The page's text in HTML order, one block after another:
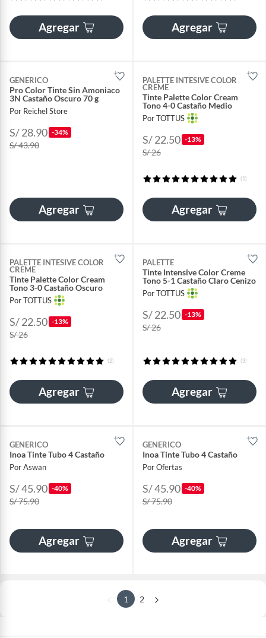
Agregar Agregar
GENERICO
Pro Color Tinte Sin Amoniaco
3N Castaño Oscuro 70 g
Por Reichel Store
S/ 28.90 -34%
S/ 43.90
Agregar
PALETTE INTESIVE COLOR
CREME
Tinte Palette Color Cream
Tono 4-0 Castaño Medio
Por TOTTUS
S/ 22.50 -13%
S/ 26
(1)
Agregar
PALETTE INTESIVE COLOR
CREME
Tinte Palette Color Cream
Tono 3-0 Castaño Oscuro
Por TOTTUS
S/ 22.50 -13%
S/ 26
(2)
Agregar
PALETTE
Tinte Intensive Color Creme
Tono 5-1 Castaño Claro Cenizo
Por TOTTUS
S/ 22.50 -13%
S/ 26
(3)
Agregar
GENERICO
Inoa Tinte Tubo 4 Castaño
Por Aswan
S/ 45.90 -40%
S/ 75.90
Agregar
GENERICO
Inoa Tinte Tubo 4 Castaño
Por Ofertas
S/ 45.90 -40%
S/ 75.90
Agregar
1 2